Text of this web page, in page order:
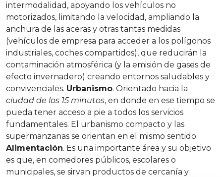
intermodalidad, apoyando los vehículos no
motorizados, limitando la velocidad, ampliando la
anchura de las aceras y otras tantas medidas
(vehículos de empresa para acceder a los polígonos
industriales, coches compartidos), que reducirán la
contaminación atmosférica (y la emisión de gases de
efecto invernadero) creando entornos saludables y
convivenciales. Urbanismo. Orientado hacia la
ciudad de los 15 minutos, en donde en ese tiempo se
pueda tener acceso a pie a todos los servicios
fundamentales. El urbanismo compacto y las
supermanzanas se orientan en el mismo sentido.
Alimentación. Es una importante área y su objetivo
es que, en comedores públicos, escolares o
municipales, se sirvan productos de cercanía y